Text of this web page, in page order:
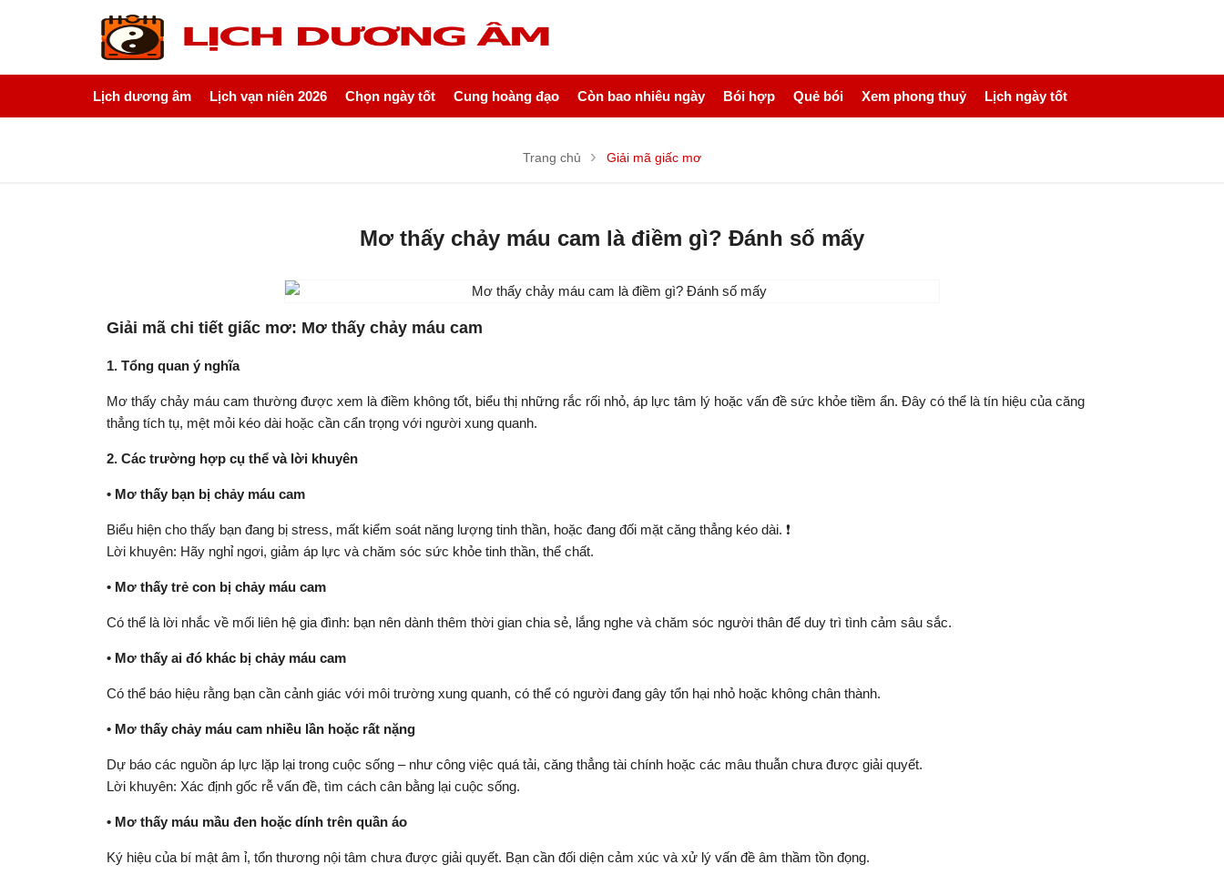
Lịch dương âm Lịch vạn niên 2026 Chọn ngày tốt Cung hoàng đạo Còn bao nhiêu ngày Bói hợp Quẻ bói Xem phong thuỷ Lịch ngày tốt
Trang chủ Giải mã giấc mơ
Mơ thấy chảy máu cam là điềm gì? Đánh số mấy
Giải mã chi tiết giấc mơ: Mơ thấy chảy máu cam
1. Tổng quan ý nghĩa
Mơ thấy chảy máu cam thường được xem là điềm không tốt, biểu thị những rắc rối nhỏ, áp lực tâm lý hoặc vấn đề sức khỏe tiềm ẩn. Đây có thể là tín hiệu của căng
thẳng tích tụ, mệt mỏi kéo dài hoặc cần cẩn trọng với người xung quanh.
2. Các trường hợp cụ thể và lời khuyên
• Mơ thấy bạn bị chảy máu cam
Biểu hiện cho thấy bạn đang bị stress, mất kiểm soát năng lượng tinh thần, hoặc đang đối mặt căng thẳng kéo dài. ❗
Lời khuyên: Hãy nghỉ ngơi, giảm áp lực và chăm sóc sức khỏe tinh thần, thể chất.
• Mơ thấy trẻ con bị chảy máu cam
Có thể là lời nhắc về mối liên hệ gia đình: bạn nên dành thêm thời gian chia sẻ, lắng nghe và chăm sóc người thân để duy trì tình cảm sâu sắc.
• Mơ thấy ai đó khác bị chảy máu cam
Có thể báo hiệu rằng bạn cần cảnh giác với môi trường xung quanh, có thể có người đang gây tổn hại nhỏ hoặc không chân thành.
• Mơ thấy chảy máu cam nhiều lần hoặc rất nặng
Dự báo các nguồn áp lực lặp lại trong cuộc sống – như công việc quá tải, căng thẳng tài chính hoặc các mâu thuẫn chưa được giải quyết.
Lời khuyên: Xác định gốc rễ vấn đề, tìm cách cân bằng lại cuộc sống.
• Mơ thấy máu mầu đen hoặc dính trên quần áo
Ký hiệu của bí mật âm ỉ, tổn thương nội tâm chưa được giải quyết. Bạn cần đối diện cảm xúc và xử lý vấn đề âm thầm tồn đọng.